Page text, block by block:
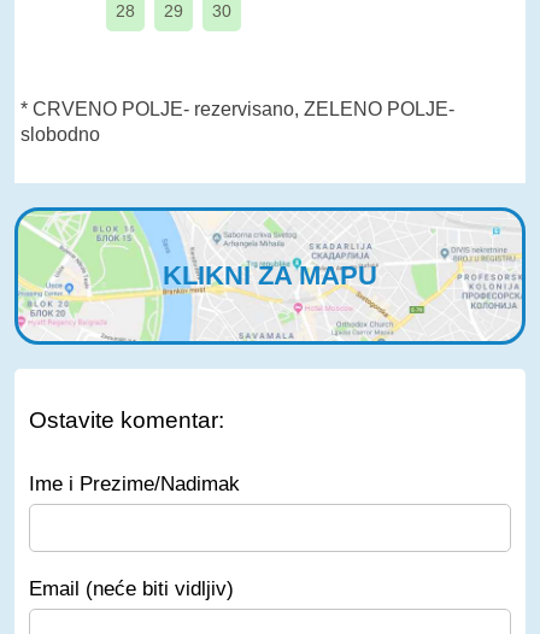
28 29 30
* CRVENO POLJE- rezervisano, ZELENO POLJE-
slobodno
KLIKNI ZA MAPU
Ostavite komentar:
Ime i Prezime/Nadimak
Email (neće biti vidljiv)